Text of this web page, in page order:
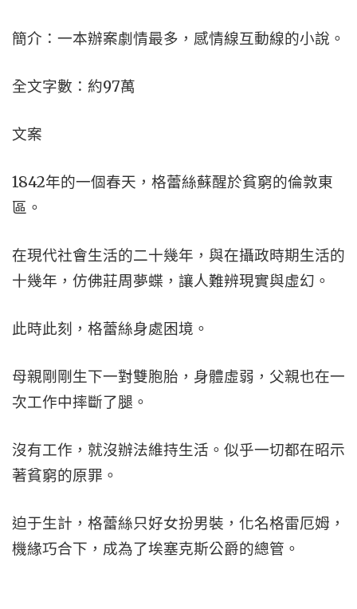
簡介：一本辦案劇情最多，感情線互動線的小說。
全文字數：約97萬
文案
1842年的一個春天，格蕾絲蘇醒於貧窮的倫敦東
區。
在現代社會生活的二十幾年，與在攝政時期生活的
十幾年，仿佛莊周夢蝶，讓人難辨現實與虛幻。
此時此刻，格蕾絲身處困境。
母親剛剛生下一對雙胞胎，身體虛弱，父親也在一
次工作中摔斷了腿。
沒有工作，就沒辦法維持生活。似乎一切都在昭示
著貧窮的原罪。
迫于生計，格蕾絲只好女扮男裝，化名格雷厄姆，
機緣巧合下，成為了埃塞克斯公爵的總管。